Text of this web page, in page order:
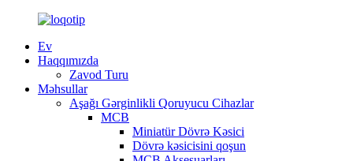
Ev
Haqqımızda
Zavod Turu
Məhsullar
Aşağı Gərginlikli Qoruyucu Cihazlar
MCB
Miniatür Dövrə Kəsici
Dövrə kəsicisini qoşun